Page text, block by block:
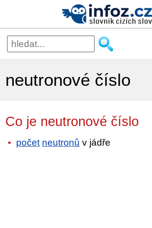
neutronové číslo
Co je neutronové číslo
počet neutronů v jádře